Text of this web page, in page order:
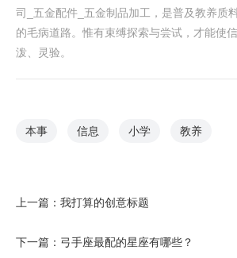
司_五金配件_五金制品加工，是普及教养质
的毛病道路。惟有束缚探索与尝试，才能使
泼、灵验。
本事 信息 小学 教养
上一篇： 我打算的创意标题
下一篇： 弓手座最配的星座有哪些？